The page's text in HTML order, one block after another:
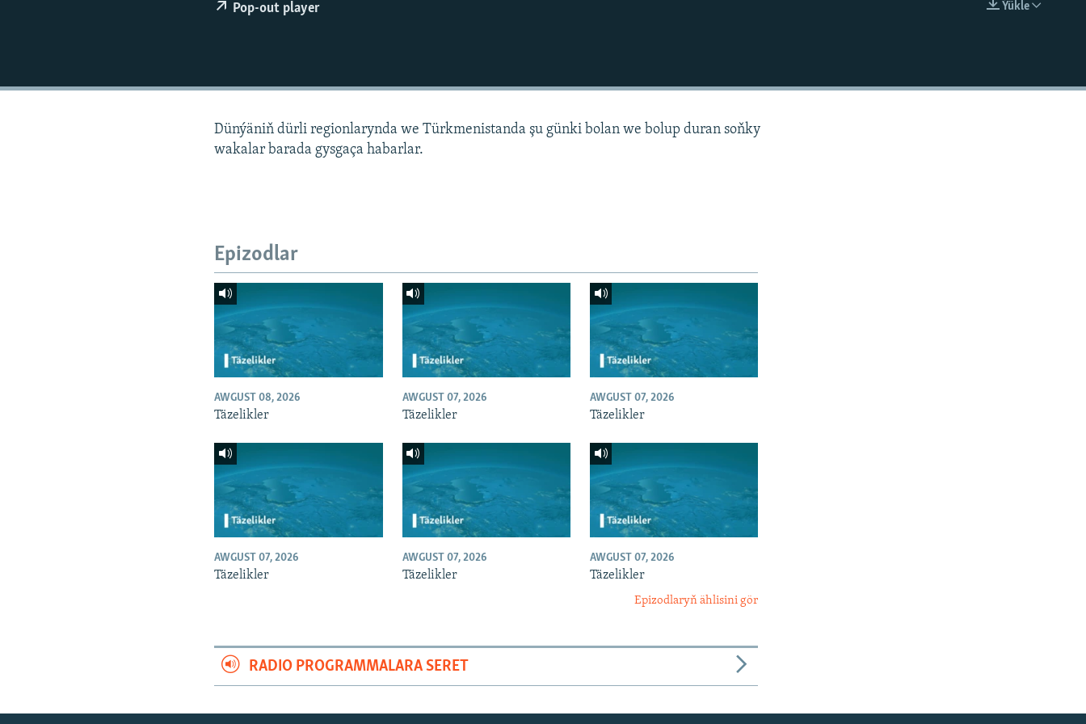
Ýükle
Pop-out player
Dünýäniň dürli regionlarynda we Türkmenistanda şu günki bolan we bolup duran soňky
wakalar barada gysgaça habarlar.
Epizodlar
AWGUST 08, 2026
Täzelikler
AWGUST 07, 2026
Täzelikler
AWGUST 07, 2026
Täzelikler
AWGUST 07, 2026
Täzelikler
AWGUST 07, 2026
Täzelikler
AWGUST 07, 2026
Täzelikler
Epizodlaryň ählisini gör
RADIO PROGRAMMALARA SERET